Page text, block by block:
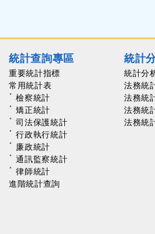
統計查詢專區
重要統計指標
常用統計表
檢察統計
矯正統計
司法保護統計
行政執行統計
廉政統計
通訊監察統計
律師統計
進階統計查詢
統計
統計分
法務統
法務統
法務統
法務統